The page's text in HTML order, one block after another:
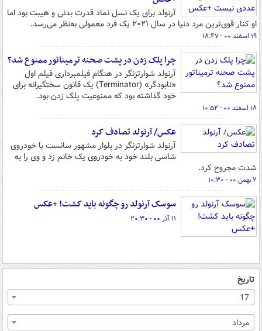
آرنولد برای یک نسل نماد قدرت بدنی و هیبت بود اما
او کنار قوی‌ترین مرد دنیا در سال ۲۰۲۱ یک فرد معمولی به‌نظر می‌رسد.
۱۹ اسفند ۰۰ - ۱۸:۴۷
چرا پلک زدن در پشت صحنه ترمیناتور ممنوع شد؟
آرنولد شوارتزنگر در هنگام فیلمبرداری فیلم اول
«نابودگر» (Terminator) یک قانون سختگیرانه برای
خود گذاشته بود که ممنوعیت پلک زدن بود.
۱۸ اسفند ۰۰ - ۱۰:۵۲
عکس/ آرنولد تصادف کرد
آرنولد شوارتزنگر در بلوار مشهور سانست با خودروی
شاسی بلند خود به خودروی یک خانم زد و وی را به
شدت مجروح کرد.
۲ بهمن ۰۰ - ۱۰:۳۰
سوسک آرنولد رو چگونه باید کشت! +عکس
۱۱ آذر ۰۰ - ۲۰:۳۰
تاریخ
17
مرداد